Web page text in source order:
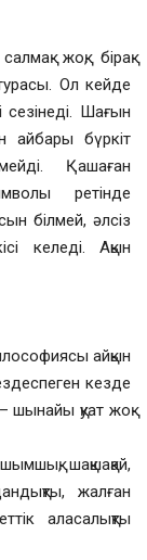
жоқ, бірақ
Ол кейде
сезінеді. Шағын
айбары бүркіт
Қашаған
ретінде
білмей, әлсіз
келеді. Ақын
айқын
кезде
шынайы қуат жоқ
шақшақай,
жалған
аласалықты